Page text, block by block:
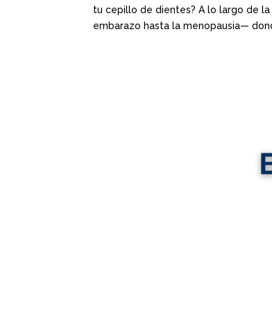
tu cepillo de dientes? A lo largo de
embarazo hasta la menopausia—